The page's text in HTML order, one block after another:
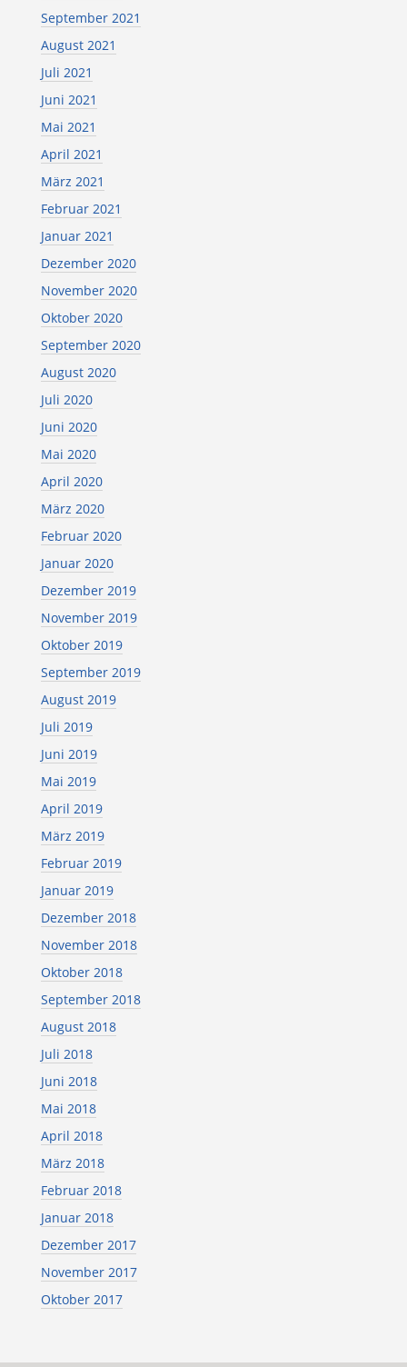
September 2021
August 2021
Juli 2021
Juni 2021
Mai 2021
April 2021
März 2021
Februar 2021
Januar 2021
Dezember 2020
November 2020
Oktober 2020
September 2020
August 2020
Juli 2020
Juni 2020
Mai 2020
April 2020
März 2020
Februar 2020
Januar 2020
Dezember 2019
November 2019
Oktober 2019
September 2019
August 2019
Juli 2019
Juni 2019
Mai 2019
April 2019
März 2019
Februar 2019
Januar 2019
Dezember 2018
November 2018
Oktober 2018
September 2018
August 2018
Juli 2018
Juni 2018
Mai 2018
April 2018
März 2018
Februar 2018
Januar 2018
Dezember 2017
November 2017
Oktober 2017